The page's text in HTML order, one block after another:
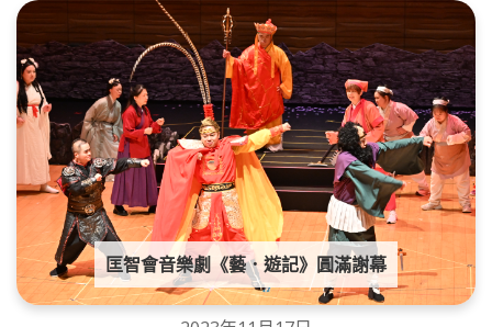
匡智會音樂劇《藝．遊記》圓滿謝幕